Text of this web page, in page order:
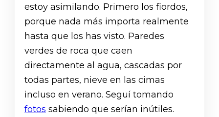
estoy asimilando. Primero los fiordos,
porque nada más importa realmente
hasta que los has visto. Paredes
verdes de roca que caen
directamente al agua, cascadas por
todas partes, nieve en las cimas
incluso en verano. Seguí tomando
fotos sabiendo que serían inútiles.